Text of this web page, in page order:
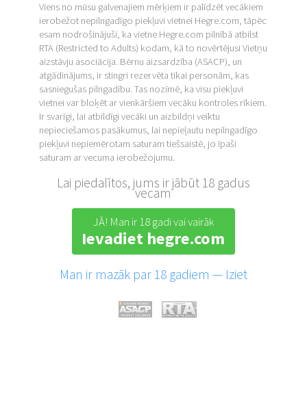
Viens no mūsu galvenajiem mērķiem ir palīdzēt vecākiem
ierobežot nepilngadīgo piekļuvi vietnei Hegre.com, tāpēc
esam nodrošinājuši, ka vietne Hegre.com pilnībā atbilst
RTA (Restricted to Adults) kodam, kā to novērtējusi Vietņu
aizstāvju asociācija. Bērnu aizsardzība (ASACP), un
atgādinājums, ir stingri rezervēta tikai personām, kas
sasniegušas pilngadību. Tas nozīmē, ka visu piekļuvi
vietnei var bloķēt ar vienkāršiem vecāku kontroles rīkiem.
Ir svarīgi, lai atbildīgi vecāki un aizbildņi veiktu
nepieciešamos pasākumus, lai nepieļautu nepilngadīgo
piekļuvi nepiemērotam saturam tiešsaistē, jo īpaši
saturam ar vecuma ierobežojumu.
Lai piedalītos, jums ir jābūt 18 gadus
vecam
JĀ! Man ir 18 gadi vai vairāk
Ievadiet hegre.com
Man ir mazāk par 18 gadiem — Iziet